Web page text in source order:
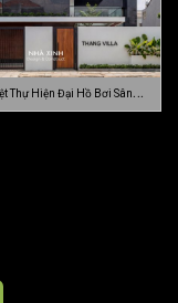
Thự Hiện Đại Hồ Bơi Sân